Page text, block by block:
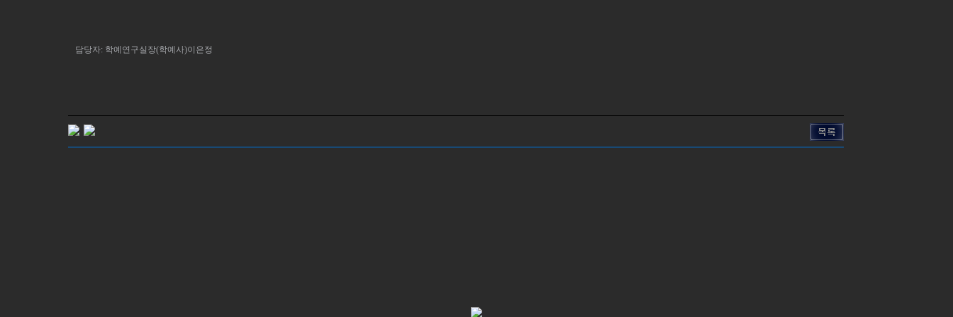
담당자: 학예연구실장(학예사)이은정